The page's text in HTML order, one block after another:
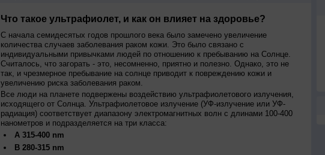
Что такое ультрафиолет, и как он влияет на здоровье?
С начала семидесятых годов прошлого века было замечено увеличение
количества случаев заболевания раком кожи. Это было связано с
индивидуальными привычками людей по отношению к пребыванию на Солнце.
Считалось, что загорать - это, несомненно, приятно и полезно. Однако, это не
так, и чрезмерное пребывание на солнце приводит к повреждению кожи и
увеличению риска заболевания раком.
Все люди на планете подвержены воздействию ультрафиолетового излучения,
исходящего от Солнца. Ультрафиолетовое излучение (УФ-излучение или УФ-
радиация) соответствует диапазону электромагнитных волн с длинами 100-400
нанометров и подразделяется на три класса:
A 315-400 nm
B 280-315 nm